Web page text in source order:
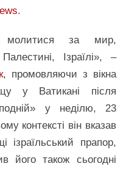
.
молитися за мир,
Ізраїлі», –
, промовляючи з вікна
у Ватикані після
у неділю, 23
контексті він вказав
ізраїльський прапор,
його також сьогодні